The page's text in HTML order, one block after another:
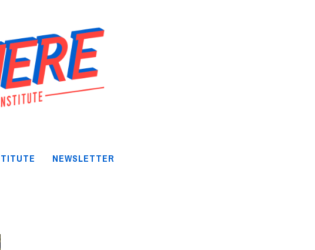
NEWSLETTER